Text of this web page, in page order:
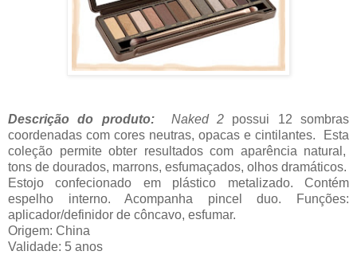
Descrição do produto: Naked 2 possui 12
sombras
coordenadas com cores neutras, opacas e cintilantes.
Esta
coleção permite obter resultados com aparência natural ,
tons de dourados, marrons, esfumaçados, olhos dramáticos.
Estojo confecionado em plástico metalizado. Contém
espelho interno. Acompanha pincel duo. Funções:
aplicador/definidor de côncavo, esfumar.
Origem: China
Validade: 5 anos